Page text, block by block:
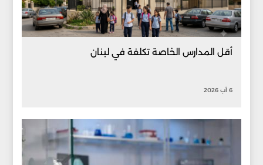
أقل المدارس الخاصة تكلفة في لبنان
6 آب 2026